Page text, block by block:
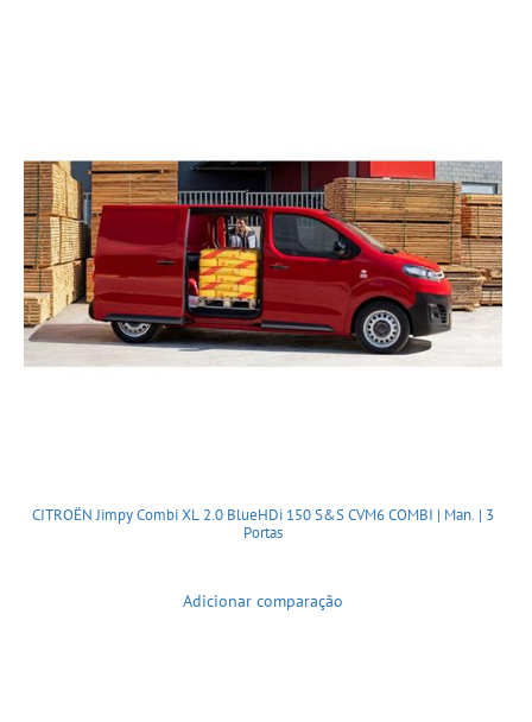
CITROËN Jimpy Combi XL 2.0 BlueHDi 150 S&S CVM6 COMBI | Man. | 3
Portas
Adicionar comparação